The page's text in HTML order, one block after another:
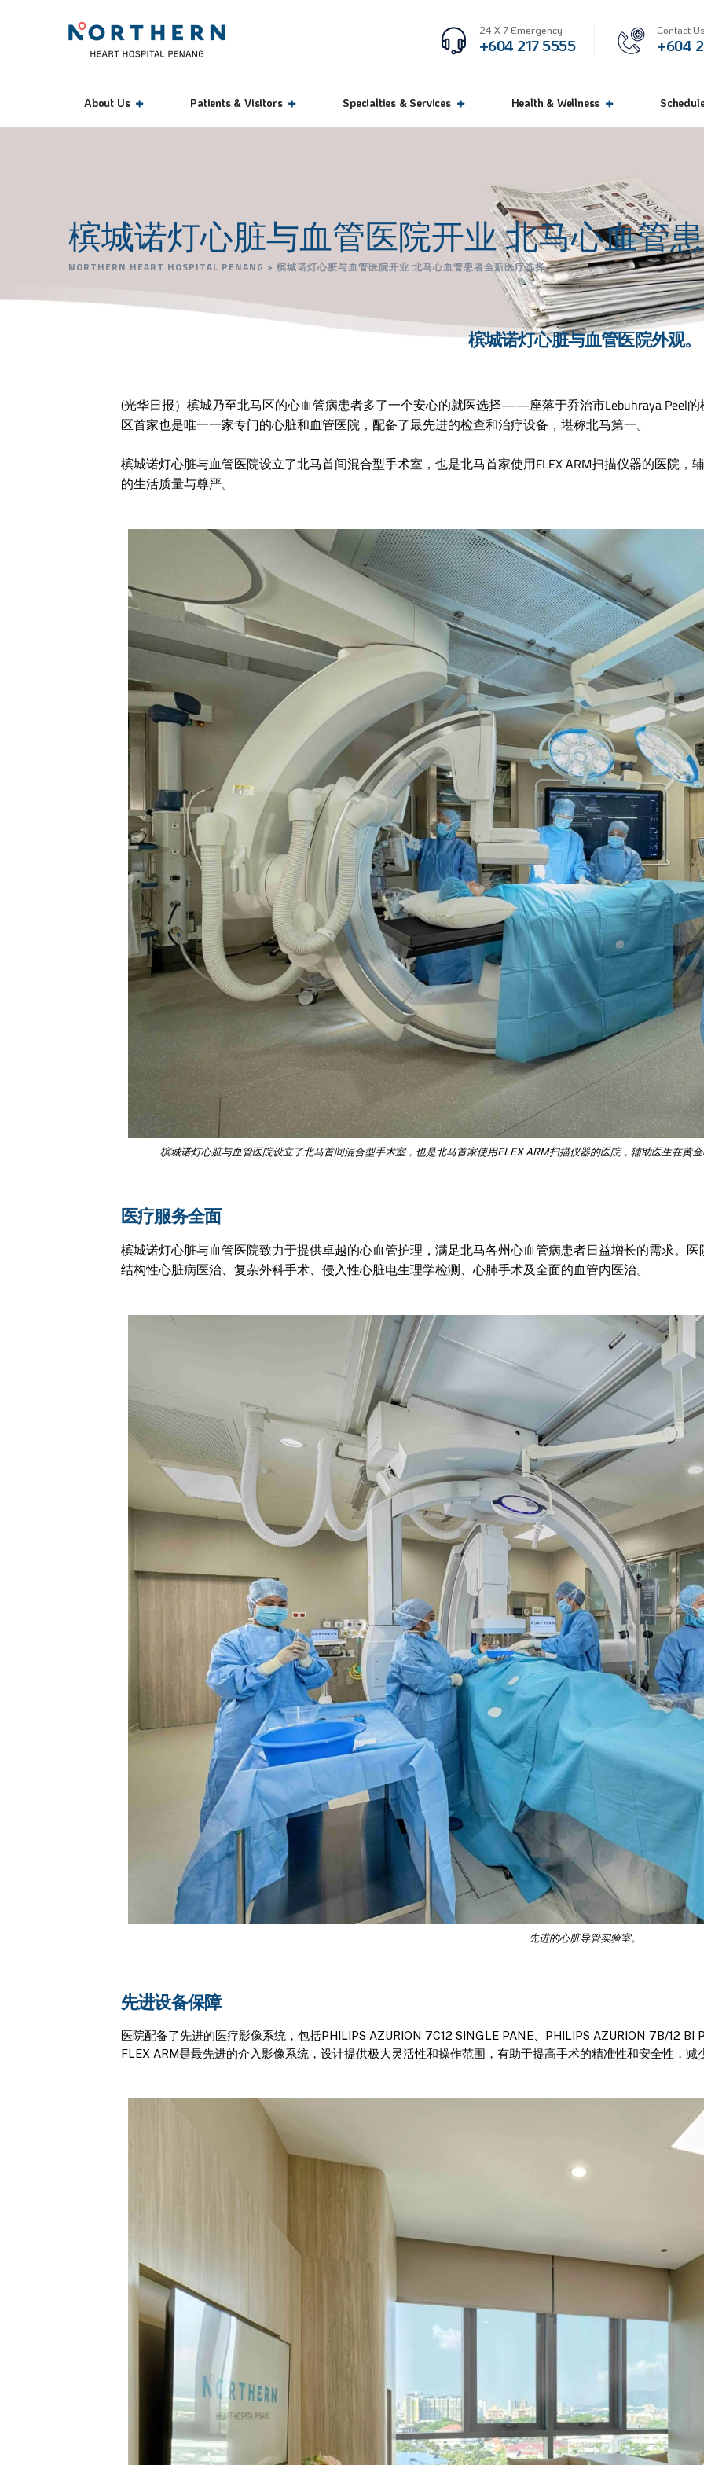
24 X 7 Emergency
+604 217 5555
Contact
+604
About Us Patients & Visitors Specialties & Services Health & Wellness
槟城诺灯心脏与血管医院开业 北马心血管
NORTHERN HEART HOSPITAL PENANG > 槟城诺灯心脏与血管医院开业 北马心血管患者全新医疗选择
槟城诺灯心脏与血管医院外观。
(光华日报）槟城乃至北马区的心血管病患者多了一个安心的就医选择——座落于乔治市Lebuhraya Peel
区首家也是唯一一家专门的心脏和血管医院，配备了最先进的检查和治疗设备，堪称北马第一。
槟城诺灯心脏与血管医院设立了北马首间混合型手术室，也是北马首家使用FLEX ARM扫描仪器的医院
的生活质量与尊严。
槟城诺灯心脏与血管医院设立了北马首间混合型手术室，也是北马首家使用FLEX ARM扫描仪器的医院，辅助医生在黄
医疗服务全面
槟城诺灯心脏与血管医院致力于提供卓越的心血管护理，满足北马各州心血管病患者日益增长的需求。
结构性心脏病医治、复杂外科手术、侵入性心脏电生理学检测、心肺手术及全面的血管内医治。
先进的心脏导管实验室。
先进设备保障
医院配备了先进的医疗影像系统，包括PHILIPS AZURION 7C12 SINGLE PANE、PHILIPS AZURION 7B/12 BI
FLEX ARM是最先进的介入影像系统，设计提供极大灵活性和操作范围，有助于提高手术的精准性和安全性，减